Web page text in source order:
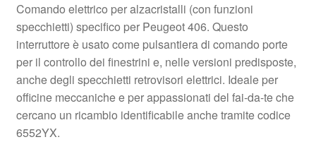
Comando elettrico per alzacristalli (con funzioni
specchietti) specifico per Peugeot 406. Questo
interruttore è usato come pulsantiera di comando porte
per il controllo dei finestrini e, nelle versioni predisposte,
anche degli specchietti retrovisori elettrici. Ideale per
officine meccaniche e per appassionati del fai‑da‑te che
cercano un ricambio identificabile anche tramite codice
6552YX.